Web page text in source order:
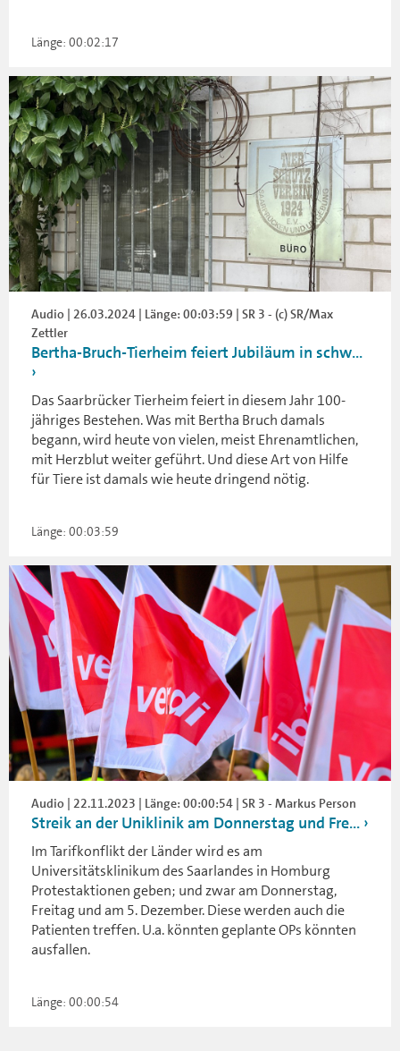
Länge: 00:02:17
Audio | 26.03.2024 | Länge: 00:03:59 | SR 3 - (c) SR/Max
Zettler
Bertha-Bruch-Tierheim feiert Jubiläum in schw...
Das Saarbrücker Tierheim feiert in diesem Jahr 100-
jähriges Bestehen. Was mit Bertha Bruch damals
begann, wird heute von vielen, meist Ehrenamtlichen,
mit Herzblut weiter geführt. Und diese Art von Hilfe
für Tiere ist damals wie heute dringend nötig.
Länge: 00:03:59
Audio | 22.11.2023 | Länge: 00:00:54 | SR 3 - Markus Person
Streik an der Uniklinik am Donnerstag und Fre...
Im Tarifkonflikt der Länder wird es am
Universitätsklinikum des Saarlandes in Homburg
Protestaktionen geben; und zwar am Donnerstag,
Freitag und am 5. Dezember. Diese werden auch die
Patienten treffen. U.a. könnten geplante OPs könnten
ausfallen.
Länge: 00:00:54